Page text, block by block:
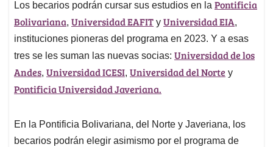
Los becarios podrán cursar sus estudios en la Pontificia
Bolivariana, Universidad EAFIT y Universidad EIA,
instituciones pioneras del programa en 2023. Y a esas
tres se les suman las nuevas socias: Universidad de los
Andes, Universidad ICESI, Universidad del Norte y
Pontificia Universidad Javeriana.
En la Pontificia Bolivariana, del Norte y Javeriana, los
becarios podrán elegir asimismo por el programa de